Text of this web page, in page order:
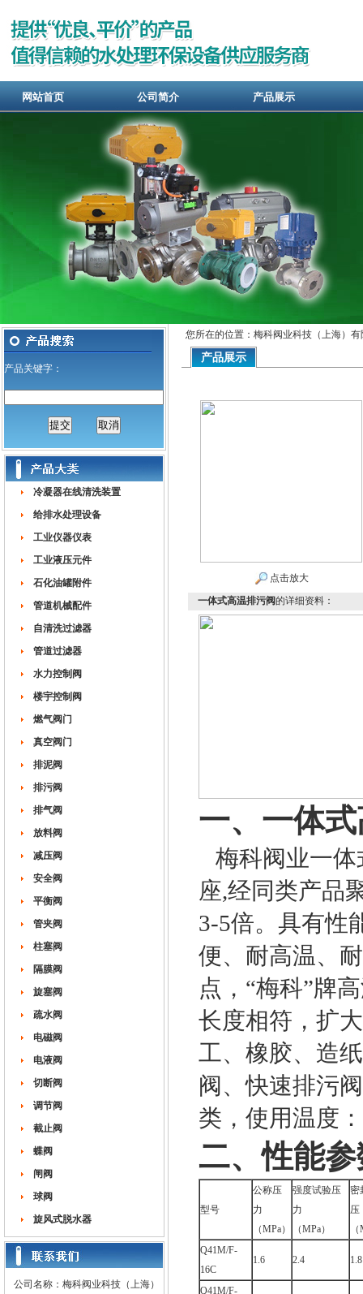
网站首页 公司简介 产品展示
产品关键字：
冷凝器在线清洗装置
给排水处理设备
工业仪器仪表
工业液压元件
石化油罐附件
管道机械配件
自清洗过滤器
管道过滤器
水力控制阀
楼宇控制阀
燃气阀门
真空阀门
排泥阀
排污阀
排气阀
放料阀
减压阀
安全阀
平衡阀
管夹阀
柱塞阀
隔膜阀
旋塞阀
疏水阀
电磁阀
电液阀
切断阀
调节阀
截止阀
蝶阀
闸阀
球阀
旋风式脱水器
公司名称：梅科阀业科技（上海）
您所在的位置：梅科阀业科技（上海）
产品展示
点击放大
一体式高温排污阀的详细资料：
一、一体
梅科阀业一体
座,经同类产品
3-5倍。具有性
便、耐高温、
点，“梅科”牌
长度相符，扩
工、橡胶、造
阀、快速排污
类，使用温度
二、性能
型号
公称压
力
（MPa）
强度试验压
力
（MPa）
密
压
Q41M/F-
16C
1.6 2.4 1.8
Q41M/F-